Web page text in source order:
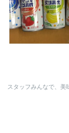
スタッフみんなで、美